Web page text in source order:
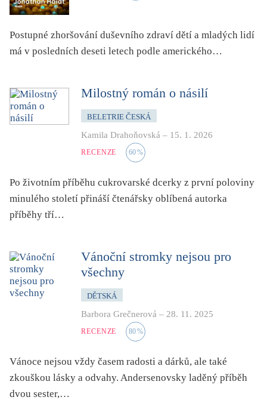
ekologie, klimatická změna
encyklopedie, slovník
exil, migrace
experiment
filozofie
folklor
horor, thriller
hudba
humor, groteskno, satira
chudoba, sociální vyloučení
kolonialismus, imperialismus
literární cena
literární kánon (do r. 1890)
Postupné zhoršování duševního zdraví dětí a mladých lidí
má v posledních deseti letech podle amerického…
Milostný román o násilí
BELETRIE ČESKÁ
Kamila Drahoňovská – 15. 1. 2026
RECENZE 60%
Po životním příběhu cukrovarské dcerky z první poloviny
minulého století přináší čtenářsky oblíbená autorka
příběhy tří…
Vánoční stromky nejsou pro
všechny
DĚTSKÁ
Barbora Grečnerová – 28. 11. 2025
RECENZE 80%
Vánoce nejsou vždy časem radosti a dárků, ale také
zkouškou lásky a odvahy. Andersenovsky laděný příběh
dvou sester,…